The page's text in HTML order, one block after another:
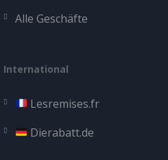
Alle Geschäfte
International
Lesremises.fr
Dierabatt.de